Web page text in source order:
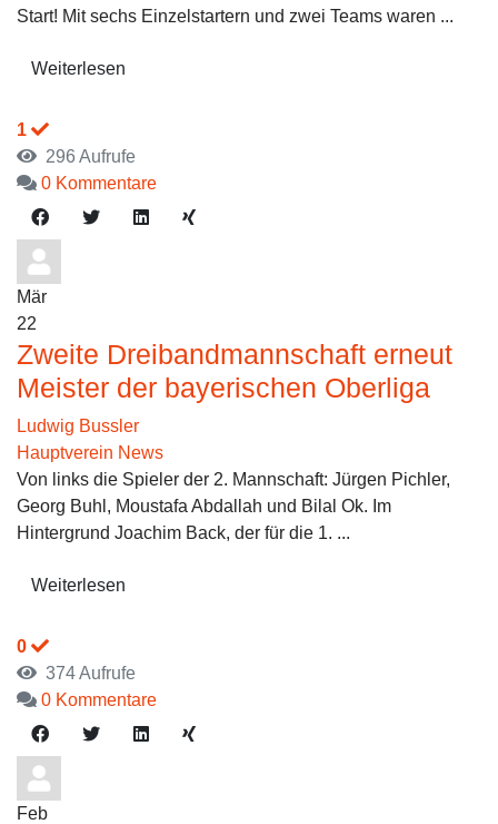
Start! Mit sechs Einzelstartern und zwei Teams waren ...
Weiterlesen
1
296 Aufrufe
0 Kommentare
Mär
22
Zweite Dreibandmannschaft erneut
Meister der bayerischen Oberliga
Ludwig Bussler
Hauptverein News
Von links die Spieler der 2. Mannschaft: Jürgen Pichler,
Georg Buhl, Moustafa Abdallah und Bilal Ok. Im
Hintergrund Joachim Back, der für die 1. ...
Weiterlesen
0
374 Aufrufe
0 Kommentare
Feb